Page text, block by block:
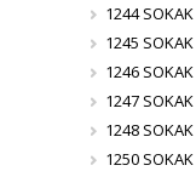
1244 SOKAK
1245 SOKAK
1246 SOKAK
1247 SOKAK
1248 SOKAK
1250 SOKAK